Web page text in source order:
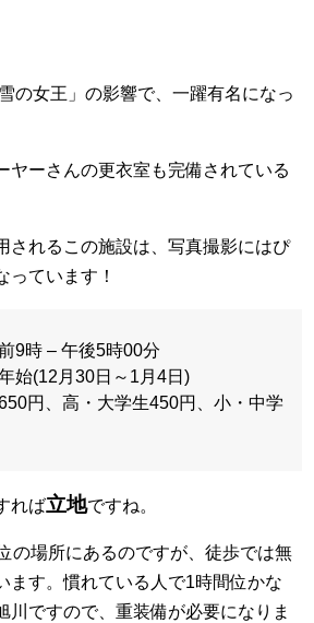
の女王」の影響で、一躍有名になっ
ヤーさんの更衣室も完備されている
されるこの施設は、写真撮影にはぴ
っています！
9時 – 午後5時00分
始(12月30日～1月4日)
円、高・大学生450円、小・中学
れば立地ですね。
の場所にあるのですが、徒歩では無
ます。慣れている人で1時間位かな
川ですので、重装備が必要になりま